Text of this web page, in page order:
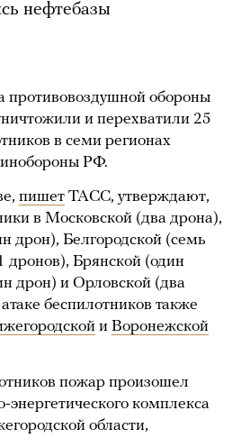
нефтебазы
противовоздушной обороны
и перехватили 25
в семи регионах
РФ.
пишет ТАСС, утверждают,
в Московской (два дрона),
дрон), Белгородской (семь
дронов), Брянской (один
дрон) и Орловской (два
беспилотников также
и Воронежской
пожар произошел
энергетического комплекса
области,